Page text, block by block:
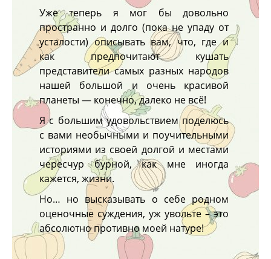
Уже теперь я мог бы довольно
пространно и долго (пока не упаду от
усталости) описывать вам, что, где и
как предпочитают кушать
представители самых разных народов
нашей большой и очень красивой
планеты — конечно, далеко не всё!
Я с большим удовольствием поделюсь
с вами необычными и поучительными
историями из своей долгой и местами
чересчур бурной, как мне иногда
кажется, жизни.
Но… но высказывать о себе родном
оценочные суждения, уж увольте – это
абсолютно противно моей натуре!